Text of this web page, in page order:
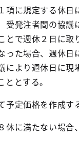
に規定する休
発注者間の協議
で週休２日に取
た場合、週休日
より週休日に現
とする。
定価格を作成す
に満たない場合